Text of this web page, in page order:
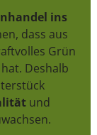
ins
dass aus
Grün
Deshalb
und